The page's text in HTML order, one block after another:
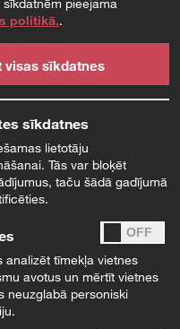
pieejama
politikā..
visas sīkdatnes
sīkdatnes
lietotāju
Tās var bloķēt
taču šādā gadījumā
analizēt tīmekļa vietnes
avotus un mērtīt vietnes
neuzglabā personiski